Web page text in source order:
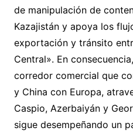
de manipulación de
Kazajistán y apoya los
exportación y tránsito
Central». En
corredor comercial que
y China con Europa,
Caspio, Azerbaiyán y
sigue desempeñando un